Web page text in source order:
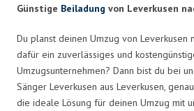
Günstige Beiladung von Leverkusen
Du planst deinen Umzug von Leverkusen
dafür ein zuverlässiges und
Umzugsunternehmen? Dann bist du bei
Sänger Leverkusen aus Leverkusen,
die ideale Lösung für deinen Umzug mit